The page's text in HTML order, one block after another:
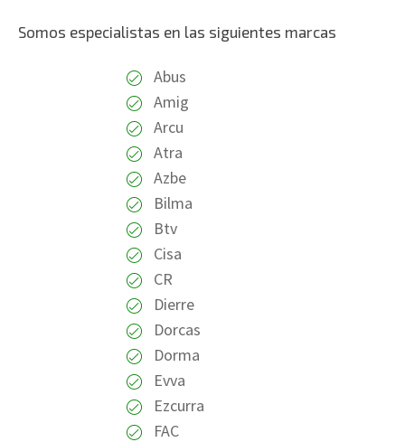
Somos especialistas en las siguientes marcas
Abus
Amig
Arcu
Atra
Azbe
Bilma
Btv
Cisa
CR
Dierre
Dorcas
Dorma
Evva
Ezcurra
FAC